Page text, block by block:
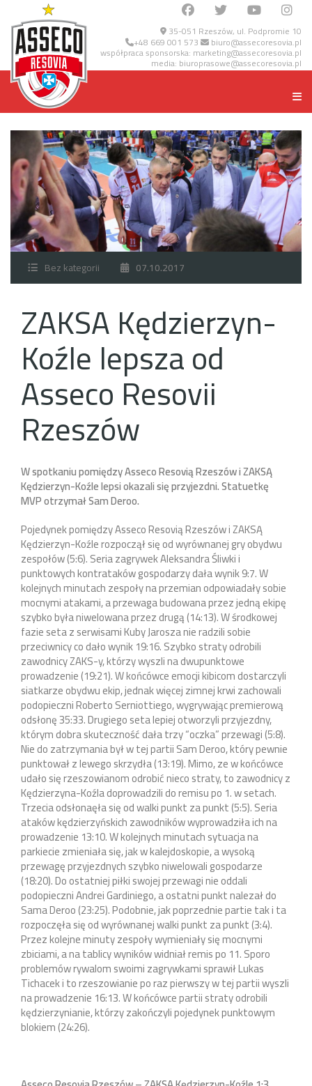
35-051 Rzeszów, ul. Podpromie 10
+48 669 001 573 biuro@assecoresovia.pl
współpraca sponsorska: marketing@assecoresovia.pl
media: biuroprasowe@assecoresovia.pl
Bez kategorii 07.10.2017
ZAKSA Kędzierzyn-
Koźle lepsza od
Asseco Resovii
Rzeszów
W spotkaniu pomiędzy Asseco Resovią Rzeszów i ZAKSĄ
Kędzierzyn-Koźle lepsi okazali się przyjezdni. Statuetkę
MVP otrzymał Sam Deroo.
Pojedynek pomiędzy Asseco Resovią Rzeszów i ZAKSĄ
Kędzierzyn-Koźle rozpoczął się od wyrównanej gry obydwu
zespołów (5:6). Seria zagrywek Aleksandra Śliwki i
punktowych kontrataków gospodarzy dała wynik 9:7. W
kolejnych minutach zespoły na przemian odpowiadały sobie
mocnymi atakami, a przewaga budowana przez jedną ekipę
szybko była niwelowana przez drugą (14:13). W środkowej
fazie seta z serwisami Kuby Jarosza nie radzili sobie
przeciwnicy co dało wynik 19:16. Szybko straty odrobili
zawodnicy ZAKS-y, którzy wyszli na dwupunktowe
prowadzenie (19:21). W końcówce emocji kibicom dostarczyli
siatkarze obydwu ekip, jednak więcej zimnej krwi zachowali
podopieczni Roberto Serniottiego, wygrywając premierową
odsłonę 35:33. Drugiego seta lepiej otworzyli przyjezdny,
którym dobra skuteczność dała trzy “oczka” przewagi (5:8).
Nie do zatrzymania był w tej partii Sam Deroo, który pewnie
punktował z lewego skrzydła (13:19). Mimo, ze w końcówce
udało się rzeszowianom odrobić nieco straty, to zawodnicy z
Kędzierzyna-Koźla doprowadzili do remisu po 1. w setach.
Trzecia odsłonaęła się od walki punkt za punkt (5:5). Seria
ataków kędzierzyńskich zawodników wyprowadziła ich na
prowadzenie 13:10. W kolejnych minutach sytuacja na
parkiecie zmieniała się, jak w kalejdoskopie, a wysoką
przewagę przyjezdnych szybko niwelowali gospodarze
(18:20). Do ostatniej piłki swojej przewagi nie oddali
podopieczni Andrei Gardiniego, a ostatni punkt nalezał do
Sama Deroo (23:25). Podobnie, jak poprzednie partie tak i ta
rozpoczęła się od wyrównanej walki punkt za punkt (3:4).
Przez kolejne minuty zespoły wymieniały się mocnymi
zbiciami, a na tablicy wyników widniał remis po 11. Sporo
problemów rywalom swoimi zagrywkami sprawił Lukas
Tichacek i to rzeszowianie po raz pierwszy w tej partii wyszli
na prowadzenie 16:13. W końcówce partii straty odrobili
kędzierzynianie, którzy zakończyli pojedynek punktowym
blokiem (24:26).